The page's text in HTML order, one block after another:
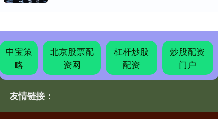
申宝策
略
北京股票配
资网
杠杆炒股
配资
炒股配资
门户
友情链接：